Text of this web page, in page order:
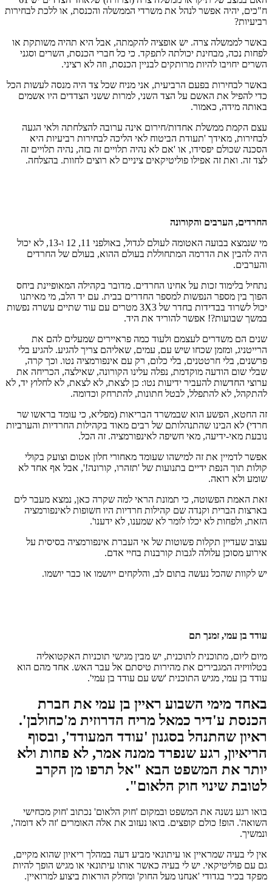
ח"כים, יהיה אפשר לנהל את משרדי הממשלה והכנסת, או ללכת לבחירות
רביעיות?
באשר לממשלה צרה. יש אופציה להקמתה, אבל היא תהיה משותקת או
לפחות נכה, מבחינת יכולתה לתפקד. כי כל חברי הכנסת, השרים וסגני
השרים יחויבו להיות מרותקים לבניין הכנסת, וזה לא רציני.
באשר לבחירות בפעם הרביעית, אני מניח שכל צד היה מנסה לעשות הכל
כדי להפיל את האשם על הצד השני, למרות ששני הצדדים היו אשמים
באותה מידה, כאמור.
עצם הקמת ממשלת אחדות/חירום אינה ערובה להצלחתה ולאי הגעה
לבחירות, מאידך 'תעודת הביטוח לאי הליכה לבחירות רביעיות היא
הסכנה שכולם יפסידו, או 'אם לא נהיה תלויים זה בזה, נהיה תלויים זה
לצד זה. ואת זה אפילו פוליטיקאים ציניים לא רוצים לחוות. בהצלחה.
החרדים, הערבים והקורונה
מי שנמצא בבועה האטומה לעולם לגדול, באולפני 11, 12 ו-13, לא יכול
היה להבין את הדרמה המתחוללת בעולם ההוא, בעולם של החרדים
והערבים.
נתחיל בלימוד זכות על אחינו החרדים. מדובר בקהילה המאופיינת ביחס
הפוך בין מספר הנפשות למספר החדרים בבית. עם יד הלב, מי מאיתנו
יכול לשרוד בבדידות בחדר של 3X3 מטרים עם עוד שתיים עשרה נפשות
במשך שבועות?! אפשר להוריד את היד.
שנים הם משדרים לעצמם ולעוד כמה פראיירים שמעלים להם את
הרייטניג, ומזמן שכחו שיש עם, עמים, שאליהם צריך להגיע. להגיע בלי
פרשנים, בלי חרטטנים, בלי כלום, רק עם אינפורמציה נטו. וכך קרה,
שבלי שום הודעה מוקדמת, נפלה עלינו הקורונה, שאילצה, הכריחה את
ערוצי החדשות להעביר ידיעות נטו: כן לצאת, לא לצאת, לא לחלוץ יד, לא
להתקהל, לא להתפלל, לבטל חתונות, להתרחק וכדומה.
זה החטא, הפשע הוא שבמשרד הבריאות (מפליא, כי עומד בראשו שר
חרדי) לא הבינו שהתנהלותם של רבים מאוד בקהילות החרדיות והערביות
נובעת מאי-ידיעה, מאי חשיפה לאינפורמציה. זה הכל.
אפשר לדמיין את זה למישהו שעומד מאחורי חלון אטום וצועק בקולי
קולות תוך הנפת ידיים בתנועות של 'תזהרו, קורונה!', אבל אף אחד לא
שומע ולא רואה.
זאת האמת הפשוטה, כי תמונת הראי למה שקרה כאן, נמצא מעבר לים
בארצות הברית וקנדה שם קהילות חרדיות היו חשופות לאינפורמציה
הזאת, ולפחות לא יכלו לומר לא שמענו, לא ידענו'.
עצוב שעדיין תקלות פשוטות של אי העברת אינפורמציה בסיסית על
אירוע מסוכן עלולה לגבות קורבנות בחיי אדם.
יש לקוות שהכל נעשה בתום לב, והלקחים ייושמו או כבר יושמו.
עודד בן עמי, זמנך תם
מיום ליום, מתוכנית לתוכנית, יש מבין מגישי תוכניות האקטואליה
בטלוויזיה המגבירים את מהירות טיסתם אל עבר האש. אחד מהם הוא
עודד בן עמי, מגיש התוכנית 'שש עם עודד בן עמי'.
באחד מימי השבוע ראיין בן עמי את חברת
הכנסת ע'דיר כמאל מריח הדרוזית מ'כחולבן'.
ראיון שהתנהל בסגנון 'עודד המעודד', ובסוף
הריאיון, רגע שנפרד ממנה אמר, לא פחות ולא
יותר את המשפט הבא "אל תרפו מן הקרב
לטובת שינוי חוק הלאום".
בואו רגע נשנה את המשפט ובמקום 'חוק הלאום' נכתוב 'חוק מכחישי
השואה'. הופ! כולם קופצים. בואו נעזוב את אלה האומרים 'זה לא דומה',
ונמשיך.
אין לי בעיה שמראיין או עיתונאי מביע דעה במהלך ריאיון שהוא מקיים,
גם עם פוליטיקאי. יש לי בעיה כאשר אותו עיתונאי או מגיש הופך להיות
מפקד בכיר בגדודי 'אנחנו מעל החוק' ומחלק הוראות ביצוע למרואיין.